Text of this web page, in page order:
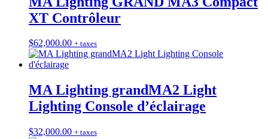
XT Contrôleur
$62,000.00 + taxes
MA Lighting grandMA2 Light
Lighting Console d’éclairage
$32,000.00 + taxes